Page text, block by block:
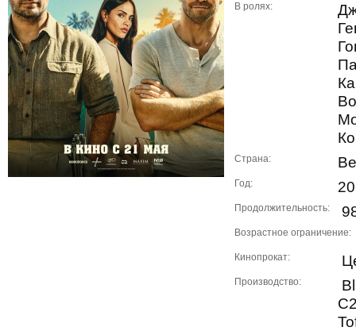
В ролях:
Страна:
Год:
Продолжительность:
Возрастное ограничение:
Кинопрокат:
Производство: